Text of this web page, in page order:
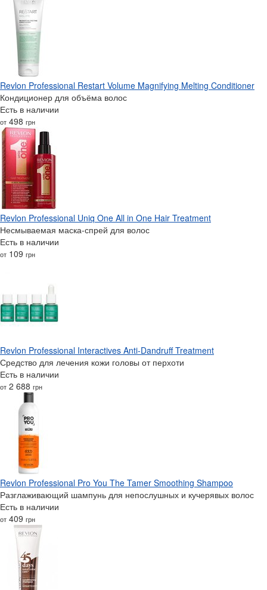
Revlon Professional Restart Volume Magnifying Melting Conditioner
Кондиционер для объёма волос
Есть в наличии
от 498 грн
Revlon Professional Uniq One All in One Hair Treatment
Несмываемая маска-спрей для волос
Есть в наличии
от 109 грн
Revlon Professional Interactives Anti-Dandruff Treatment
Средство для лечения кожи головы от перхоти
Есть в наличии
от 2 688 грн
Revlon Professional Pro You The Tamer Smoothing Shampoo
Разглаживающий шампунь для непослушных и кучерявых волос
Есть в наличии
от 409 грн